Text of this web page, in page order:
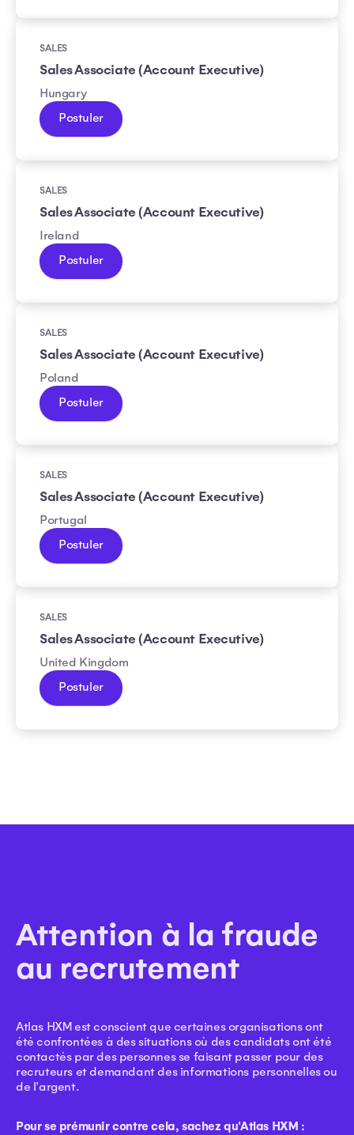
SALES
Sales Associate (Account Executive)
Hungary
Postuler
SALES
Sales Associate (Account Executive)
Ireland
Postuler
SALES
Sales Associate (Account Executive)
Poland
Postuler
SALES
Sales Associate (Account Executive)
Portugal
Postuler
SALES
Sales Associate (Account Executive)
United Kingdom
Postuler
Attention à la fraude
au recrutement
Atlas HXM est conscient que certaines organisations ont
été confrontées à des situations où des candidats ont été
contactés par des personnes se faisant passer pour des
recruteurs et demandant des informations personnelles ou
de l'argent.
Pour se prémunir contre cela, sachez qu'Atlas HXM :